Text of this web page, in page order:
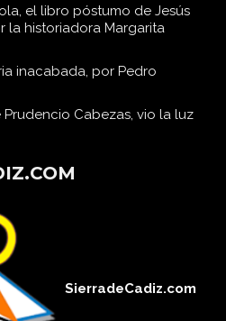
el libro póstumo de Jesús
la historiadora Margarita
inacabada, por Pedro
Cabezas, vio la luz
SierradeCadiz.com